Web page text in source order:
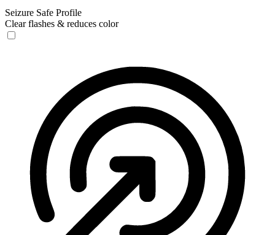
Seizure Safe Profile
Clear flashes & reduces color